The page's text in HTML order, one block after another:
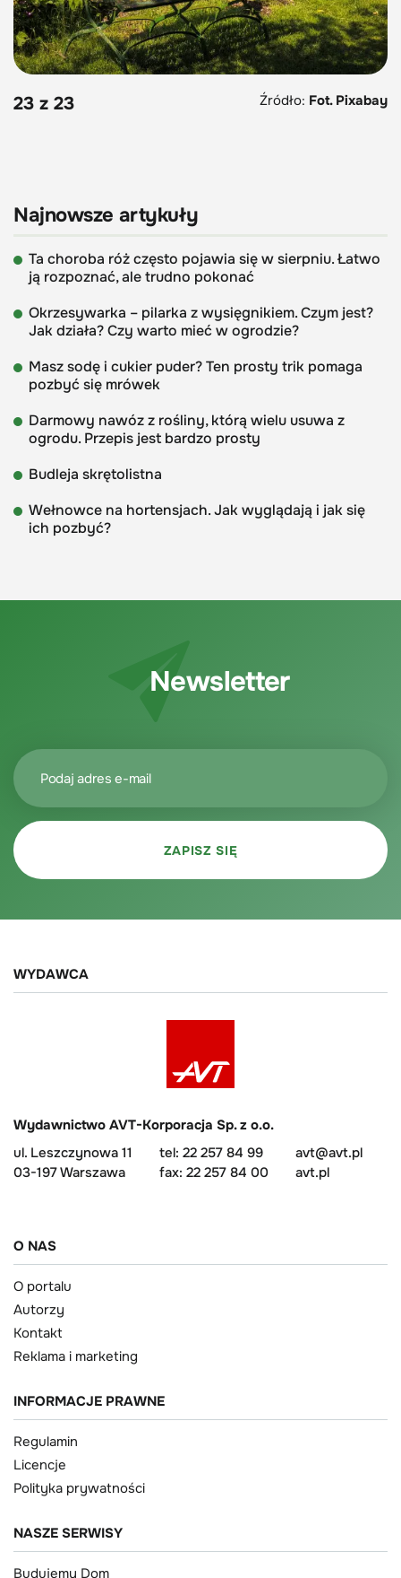
23 z 23 Źródło: Fot. Pixabay
Najnowsze artykuły
Ta choroba róż często pojawia się w sierpniu. Łatwo
ją rozpoznać, ale trudno pokonać
Okrzesywarka – pilarka z wysięgnikiem. Czym jest?
Jak działa? Czy warto mieć w ogrodzie?
Masz sodę i cukier puder? Ten prosty trik pomaga
pozbyć się mrówek
Darmowy nawóz z rośliny, którą wielu usuwa z
ogrodu. Przepis jest bardzo prosty
Budleja skrętolistna
Wełnowce na hortensjach. Jak wyglądają i jak się
ich pozbyć?
Newsletter
WYDAWCA
Wydawnictwo AVT-Korporacja Sp. z o.o.
ul. Leszczynowa 11
03-197 Warszawa
tel: 22 257 84 99
fax: 22 257 84 00
avt@avt.pl
avt.pl
O NAS
O portalu
Autorzy
Kontakt
Reklama i marketing
INFORMACJE PRAWNE
Regulamin
Licencje
Polityka prywatności
NASZE SERWISY
Budujemy Dom